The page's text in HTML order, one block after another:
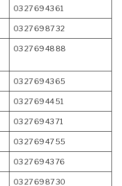
03 27 69 43 61
03 27 69 87 32
03 27 69 48 88
03 27 69 43 65
03 27 69 44 51
03 27 69 43 71
03 27 69 47 55
03 27 69 43 76
03 27 69 87 30